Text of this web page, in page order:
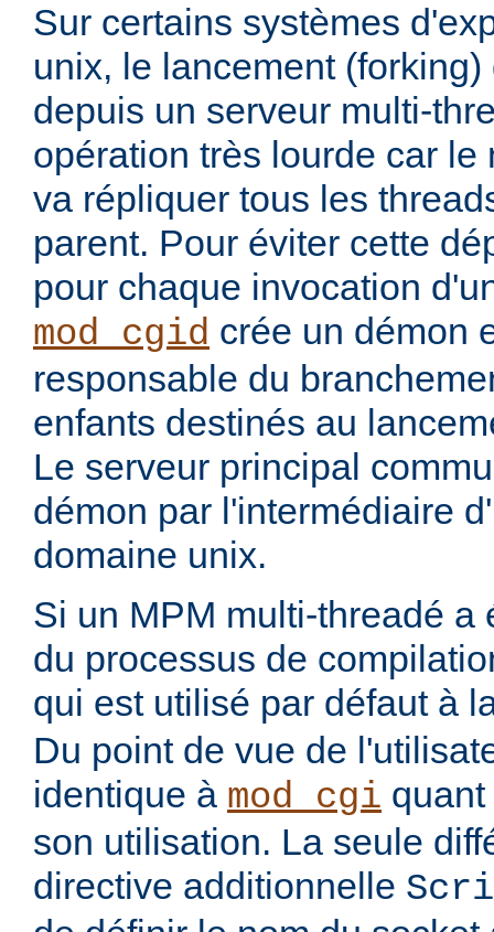
Sur certains systèmes
unix, le lancement
depuis un serveur multi-
opération très lourde car
va répliquer tous les
parent. Pour éviter cette
pour chaque invocation
mod_cgid crée un démon
responsable du
enfants destinés au
Le serveur principal
démon par l'intermédiaire
domaine unix.
Si un MPM multi-threadé a
du processus de
qui est utilisé par défaut à
Du point de vue de
identique à mod_cgi
son utilisation. La seule
directive additionnelle